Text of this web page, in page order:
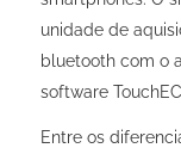
unidade de
bluetooth com o
software
Entre os